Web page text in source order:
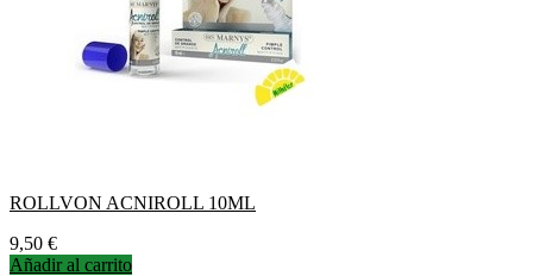
ROLLVON ACNIROLL 10ML
Precio
9,50 €
Añadir al carrito